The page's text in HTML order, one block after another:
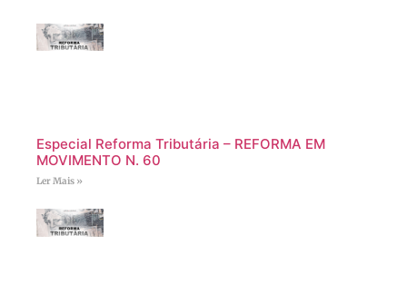
Especial Reforma Tributária – REFORMA EM
MOVIMENTO N. 60
Ler Mais »